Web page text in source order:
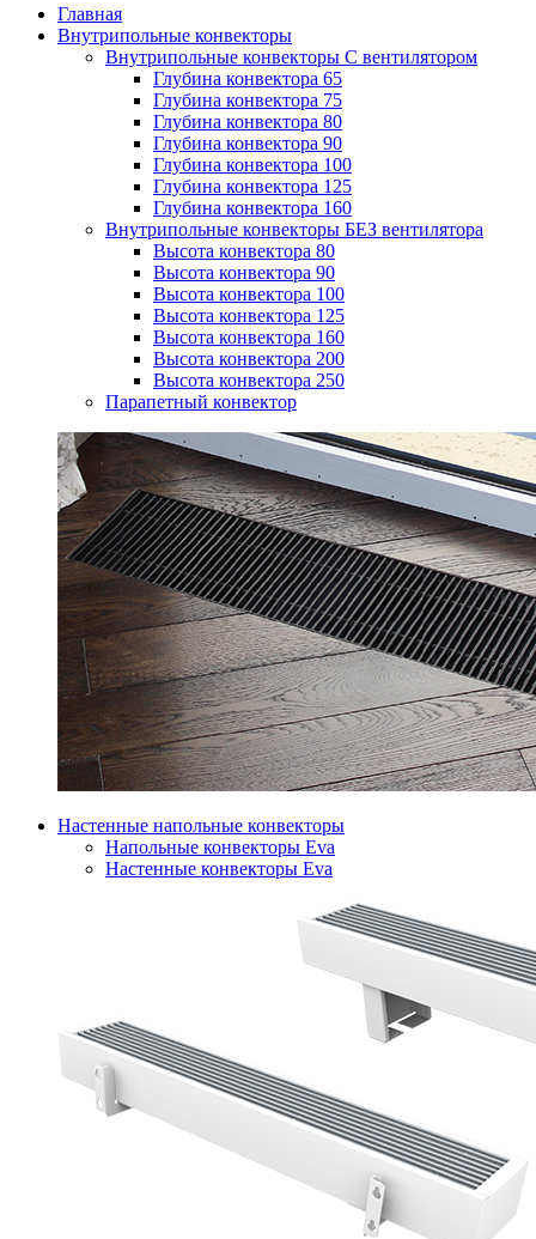
Главная
Внутрипольные конвекторы
Внутрипольные конвекторы С вентилятором
Глубина конвектора 65
Глубина конвектора 75
Глубина конвектора 80
Глубина конвектора 90
Глубина конвектора 100
Глубина конвектора 125
Глубина конвектора 160
Внутрипольные конвекторы БЕЗ вентилятора
Высота конвектора 80
Высота конвектора 90
Высота конвектора 100
Высота конвектора 125
Высота конвектора 160
Высота конвектора 200
Высота конвектора 250
Парапетный конвектор
Настенные напольные конвекторы
Напольные конвекторы Eva
Настенные конвекторы Eva